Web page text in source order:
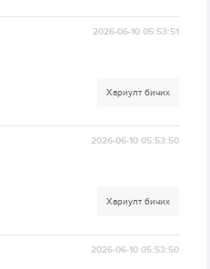
2026-06-10 05:53:51
Хариулт бичих
2026-06-10 05:53:50
Хариулт бичих
2026-06-10 05:53:50